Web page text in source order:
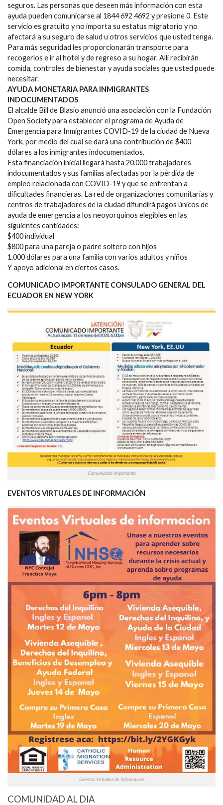
seguros. Las personas que deseen más información con esta
ayuda pueden comunicarse al 1844 692 4692 y presione 0. Este
servicio es gratuito y no importa su estatus migratorio y no
afectará a su seguro de salud u otros servicios que usted tenga.
Para más seguridad les proporcionarán transporte para
recogerlos e ir al hotel y de regreso a su hogar. Allí recibirán
comida, controles de bienestar y ayuda sociales que usted puede
necesitar.
AYUDA MONETARIA PARA INMIGRANTES
INDOCUMENTADOS
El alcalde Bill de Blasio anunció una asociación con la Fundación
Open Society para establecer el programa de Ayuda de
Emergencia para Inmigrantes COVID-19 de la ciudad de Nueva
York, por medio del cual se dará una contribución de $400
dólares a los inmigrantes indocumentados.
Esta financiación inicial llegará hasta 20.000 trabajadores
indocumentados y sus familias afectadas por la pérdida de
empleo relacionada con COVID-19 y que se enfrentan a
dificultades financieras. La red de organizaciones comunitarias y
centros de trabajadores de la ciudad difundirá pagos únicos de
ayuda de emergencia a los neoyorquinos elegibles en las
siguientes cantidades:
$400 individual
$800 para una pareja o padre soltero con hijos
1.000 dólares para una familia con varios adultos y niños
Y apoyo adicional en ciertos casos.
COMUNICADO IMPORTANTE CONSULADO GENERAL DEL
ECUADOR EN NEW YORK
Comunicado Importante
EVENTOS VIRTUALES DE INFORMACIÓN
Eventos Virtuales de Información
COMUNIDAD AL DIA